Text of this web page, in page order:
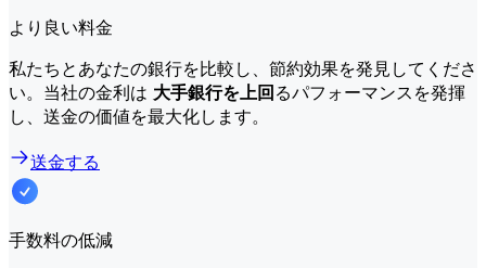
より良い料金
私たちとあなたの銀行を比較し、節約効果を発見してくださ
い。当社の金利は 大手銀行を上回るパフォーマンスを発揮
し、送金の価値を最大化します。
送金する
手数料の低減